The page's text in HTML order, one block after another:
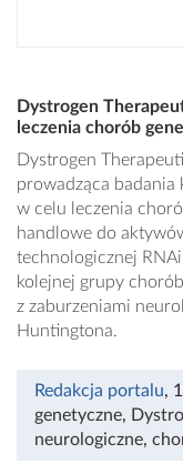
Dystrogen
leczenia chorób
Dystrogen
prowadząca
w celu leczenia
handlowe do
technologicznej
kolejnej grupy
z zaburzeniami
Huntingtona.
Redakcja portalu,
genetyczne,
neurologiczne,